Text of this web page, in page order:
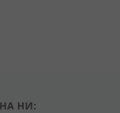
НИ: